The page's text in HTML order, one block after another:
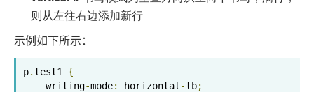
则从左往右边添加新行
示例如下所示：
p.test1 {
    writing
-mode: horizontal -tb;